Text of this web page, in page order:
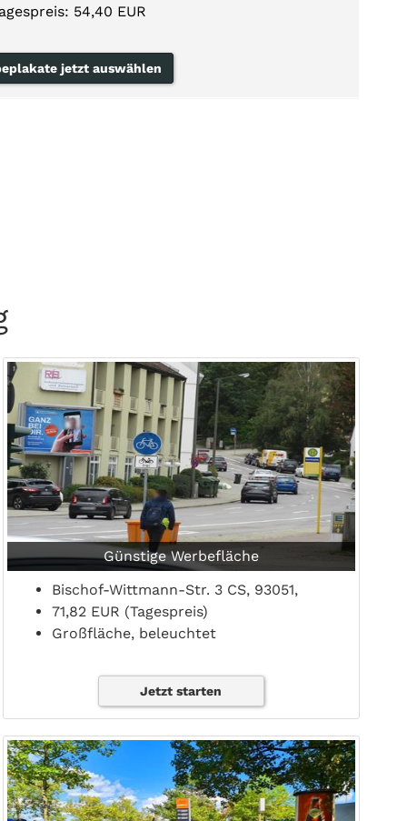
54,40 EUR
jetzt auswählen
Günstige Werbefläche
Bischof-Wittmann-Str. 3 CS, 93051,
71,82 EUR (Tagespreis)
Großfläche, beleuchtet
Jetzt starten